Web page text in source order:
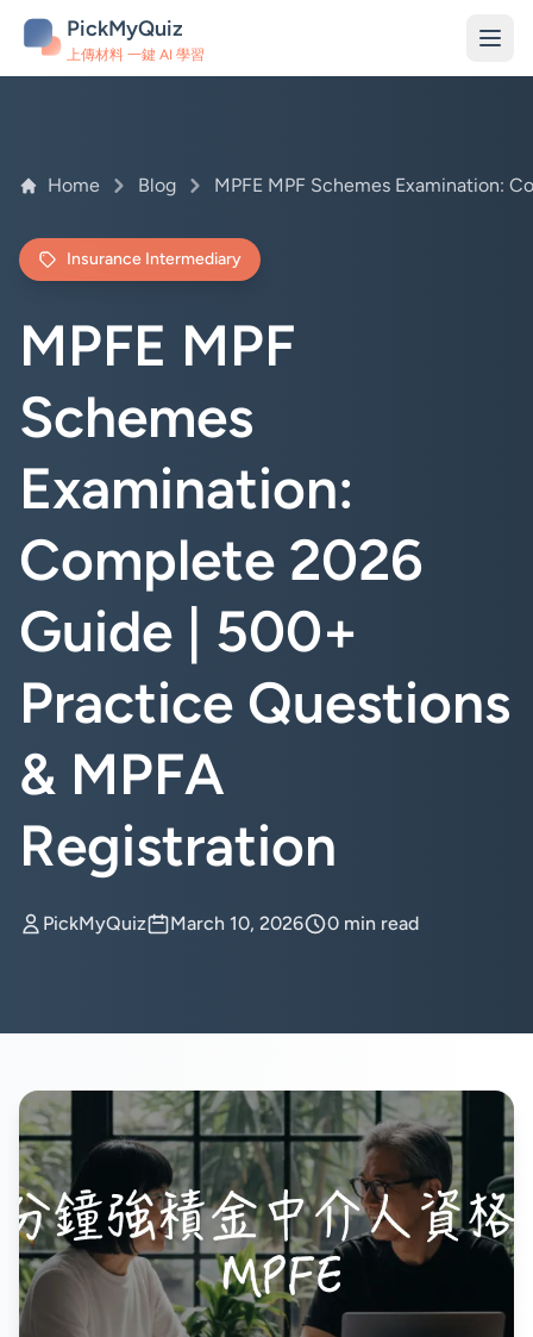
PickMyQuiz
上傳材料 一鍵 AI 學習
Home Blog
Insurance Intermediary
MPFE MPF
Schemes
Examination:
Complete 2026
Guide | 500+
Practice Questions
& MPFA
Registration
PickMyQuiz March 10, 2026 0 min read